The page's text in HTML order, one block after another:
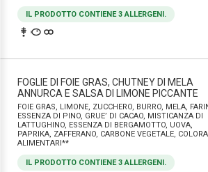
IL PRODOTTO CONTIENE 3 ALLERGENI.
FOGLIE DI FOIE GRAS, CHUTNEY DI MELA
ANNURCA E SALSA DI LIMONE PICCANTE
FOIE GRAS, LIMONE, ZUCCHERO, BURRO, MELA,
ESSENZA DI PINO, GRUE’ DI CACAO, MISTICANZA DI
LATTUGHINO, ESSENZA DI BERGAMOTTO, UOVA,
PAPRIKA, ZAFFERANO, CARBONE VEGETALE,
ALIMENTARI**
IL PRODOTTO CONTIENE 3 ALLERGENI.